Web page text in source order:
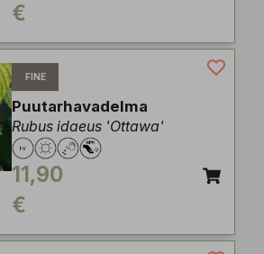
€
FINE
Puutarhavadelma
Rubus idaeus 'Ottawa'
11,90
€